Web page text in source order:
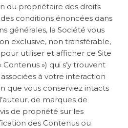
du propriétaire des droits
conditions énoncées dans
générales, la Société vous
exclusive, non transférable,
utiliser et afficher ce Site
») qui s’y trouvent
à votre interaction
que vous conserviez intacts
de marques de
de propriété sur les
des Contenus ou